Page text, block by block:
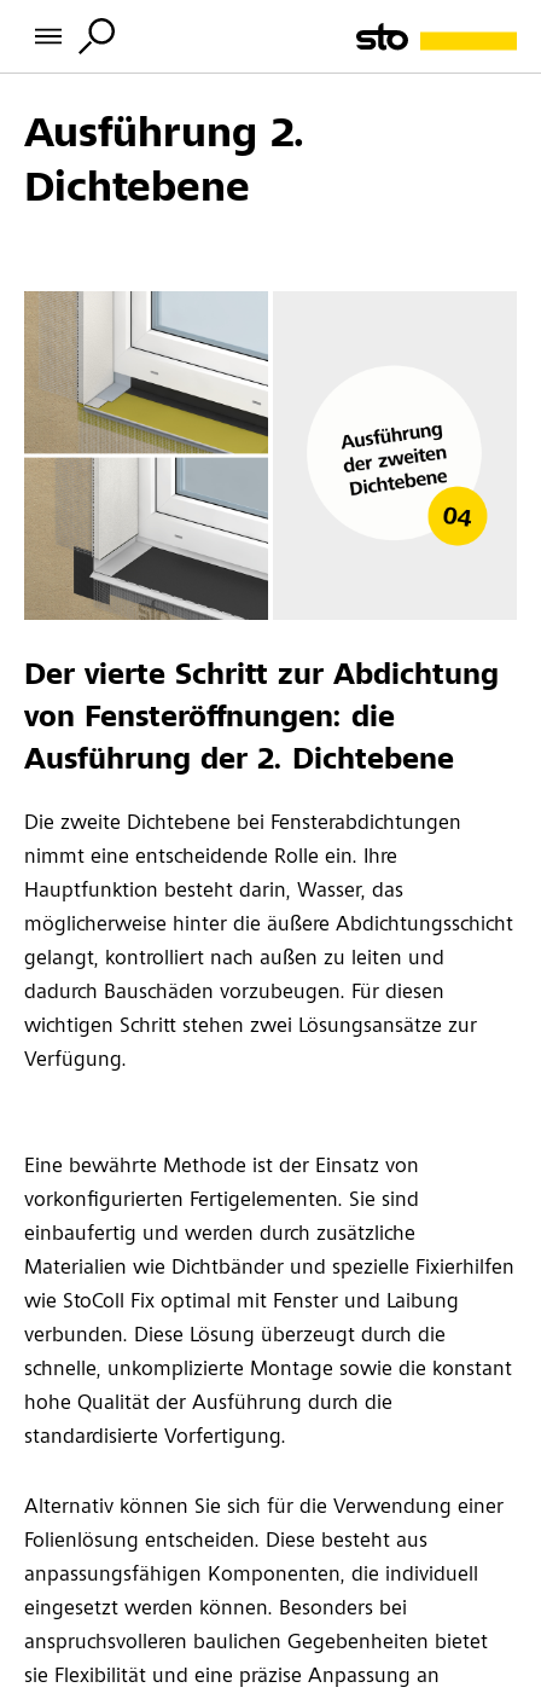
Ausführung 2.
Dichtebene
Der vierte Schritt zur Abdichtung
von Fensteröffnungen: die
Ausführung der 2. Dichtebene
Die zweite Dichtebene bei Fensterabdichtungen
nimmt eine entscheidende Rolle ein. Ihre
Hauptfunktion besteht darin, Wasser, das
möglicherweise hinter die äußere Abdichtungsschicht
gelangt, kontrolliert nach außen zu leiten und
dadurch Bauschäden vorzubeugen. Für diesen
wichtigen Schritt stehen zwei Lösungsansätze zur
Verfügung.
Eine bewährte Methode ist der Einsatz von
vorkonfigurierten Fertigelementen. Sie sind
einbaufertig und werden durch zusätzliche
Materialien wie Dichtbänder und spezielle Fixierhilfen
wie StoColl Fix optimal mit Fenster und Laibung
verbunden. Diese Lösung überzeugt durch die
schnelle, unkomplizierte Montage sowie die konstant
hohe Qualität der Ausführung durch die
standardisierte Vorfertigung.
Alternativ können Sie sich für die Verwendung einer
Folienlösung entscheiden. Diese besteht aus
anpassungsfähigen Komponenten, die individuell
eingesetzt werden können. Besonders bei
anspruchsvolleren baulichen Gegebenheiten bietet
sie Flexibilität und eine präzise Anpassung an